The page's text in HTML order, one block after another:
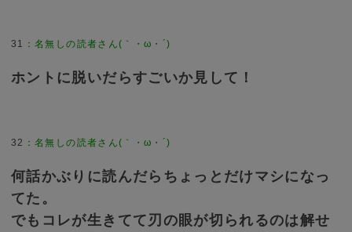
31 ：名無しの読者さん(｀・ω・´)
ホントに脱いだらすごいか見して！
32 ：名無しの読者さん(｀・ω・´)
何話かぶりに読んだらちょっとだけマシになっ
てた。
でもコレが生きてて刃の眼が切られるのは解せ